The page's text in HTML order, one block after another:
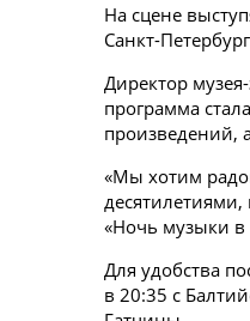
На сцене
Санкт-
Директор
программа
произведений,
«Мы хотим
«Ночь музыки
Для удобства
в 20:35 с